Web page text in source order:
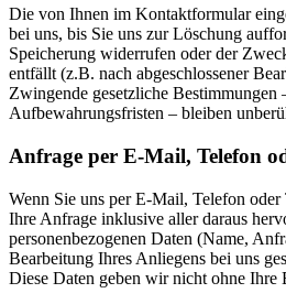
Die von Ihnen im Kontaktformular
bei uns, bis Sie uns zur Löschung
Speicherung widerrufen oder der
entfällt (z.B. nach abgeschlossener
Zwingende gesetzliche Bestimmungen
Aufbewahrungsfristen – bleiben
Anfrage per E-Mail, Telefon
Wenn Sie uns per E-Mail, Telefon
Ihre Anfrage inklusive aller daraus
personenbezogenen Daten (Name,
Bearbeitung Ihres Anliegens bei uns
Diese Daten geben wir nicht ohne